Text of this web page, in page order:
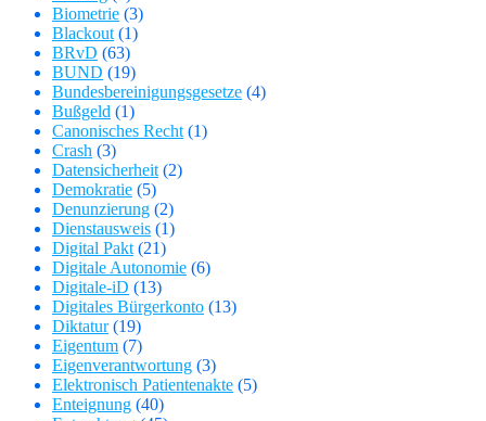
Biometrie (3)
Blackout(1)
BRvD (63)
BUND (19)
Bundesbereinigungsgesetze (4)
Bußgeld (1)
Canonisches Recht(1)
Crash (3)
Datensicherheit(2)
Demokratie (5)
Denunzierung (2)
Dienstausweis (1)
Digital Pakt(21)
Digitale Autonomie (6)
Digitale-iD (13)
Digitales Bürgerkonto (13)
Diktatur(19)
Eigentum (7)
Eigenverantwortung (3)
Elektronisch Patientenakte (5)
Enteignung (40)